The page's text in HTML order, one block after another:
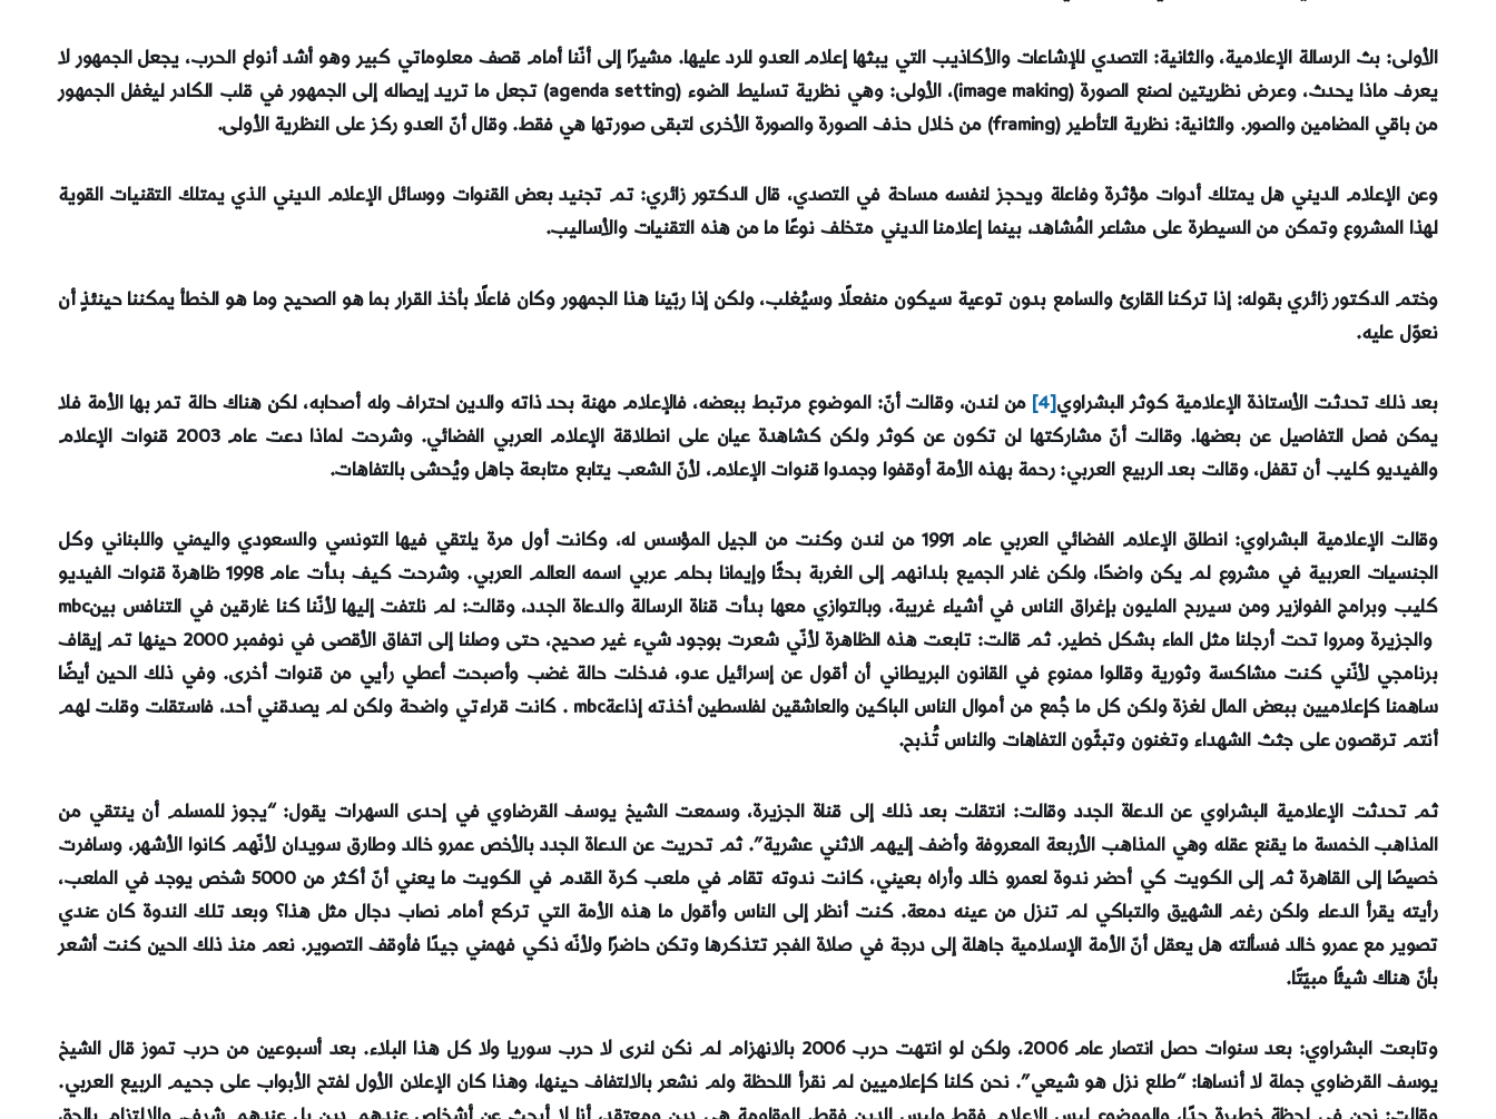
الأولى: بث الرسالة الإعلامية، والثانية: التصدي للإشاعات والأكاذيب التي يبثها إعلام العدو للرد عليها. مشيرًا إلى أنّنا أمام قصف معلوماتي كبير وهو أشد أنواع الحرب، يجعل الجمهور لا
يعرف ماذا يحدث، وعرض نظريتين لصنع الصورة (image making)، الأولى: وهي نظرية تسليط الضوء (agenda setting) تجعل ما تريد إيصاله إلى الجمهور في قلب الكادر ليغفل الجمهور
من باقي المضامين والصور. والثانية: نظرية التأطير (framing) من خلال حذف الصورة والصورة الأخرى لتبقى صورتها هي فقط. وقال أنّ العدو ركز على النظرية الأولى.
وعن الإعلام الديني هل يمتلك أدوات مؤثرة وفاعلة ويحجز لنفسه مساحة في التصدي، قال الدكتور زائري: تم تجنيد بعض القنوات ووسائل الإعلام الديني الذي يمتلك التقنيات القوية
لهذا المشروع وتمكن من السيطرة على مشاعر المُشاهد، بينما إعلامنا الديني متخلف نوعًا ما من هذه التقنيات والأساليب.
وختم الدكتور زائري بقوله: إذا تركنا القارئ والسامع بدون توعية سيكون منفعلًا وسيُغلب، ولكن إذا ربّينا هذا الجمهور وكان فاعلًا بأخذ القرار بما هو الصحيح وما هو الخطأ يمكننا حينئذٍ أن
نعوّل عليه.
بعد ذلك تحدثت الأستاذة الإعلامية كوثر البشراوي[4]
من لندن، وقالت أنّ: الموضوع مرتبط ببعضه، فالإعلام مهنة بحد ذاته والدين احتراف وله أصحابه، لكن هناك حالة تمر بها الأمة فلا
يمكن فصل التفاصيل عن بعضها. وقالت أنّ مشاركتها لن تكون عن كوثر ولكن كشاهدة عيان على انطلاقة الإعلام العربي الفضائي. وشرحت لماذا دعت عام 2003 قنوات الإعلام
والفيديو كليب أن تقفل، وقالت بعد الربيع العربي: رحمة بهذه الأمة أوقفوا وجمدوا قنوات الإعلام، لأنّ الشعب يتابع متابعة جاهل ويُحشى بالتفاهات.
وقالت الإعلامية البشراوي: انطلق الإعلام الفضائي العربي عام 1991 من لندن وكنت من الجيل المؤسس له، وكانت أول مرة يلتقي فيها التونسي والسعودي واليمني واللبناني وكل
الجنسيات العربية في مشروع لم يكن واضحًا، ولكن غادر الجميع بلدانهم إلى الغربة بحثًا وإيمانا بحلم عربي اسمه العالم العربي. وشرحت كيف بدأت عام 1998 ظاهرة قنوات الفيديو
كليب وبرامج الفوازير ومن سيربح المليون بإغراق الناس في أشياء غريبة، وبالتوازي معها بدأت قناة الرسالة والدعاة الجدد، وقالت: لم نلتفت إليها لأنّنا كنا غارقين في التنافس بينmbc
والجزيرة ومروا تحت أرجلنا مثل الماء بشكل خطير. ثم قالت: تابعت هذه الظاهرة لأنّي شعرت بوجود شيء غير صحيح، حتى وصلنا إلى اتفاق الأقصى في نوفمبر 2000 حينها تم إيقاف
برنامجي لأنّني كنت مشاكسة وثورية وقالوا ممنوع في القانون البريطاني أن أقول عن إسرائيل عدو، فدخلت حالة غضب وأصبحت أعطي رأيي من قنوات أخرى. وفي ذلك الحين أيضًا
ساهمنا كإعلاميين ببعض المال لغزة ولكن كل ما جُمع من أموال الناس الباكين والعاشقين لفلسطين أخذته إذاعةmbc . كانت قراءتي واضحة ولكن لم يصدقني أحد، فاستقلت وقلت لهم
أنتم ترقصون على جثث الشهداء وتغنون وتبثّون التفاهات والناس تُذبح.
ثم تحدثت الإعلامية البشراوي عن الدعاة الجدد وقالت: انتقلت بعد ذلك إلى قناة الجزيرة، وسمعت الشيخ يوسف القرضاوي في إحدى السهرات يقول: “يجوز للمسلم أن ينتقي من
المذاهب الخمسة ما يقنع عقله وهي المذاهب الأربعة المعروفة وأضف إليهم الاثني عشرية”. ثم تحريت عن الدعاة الجدد بالأخص عمرو خالد وطارق سويدان لأنّهم كانوا الأشهر، وسافرت
خصيصًا إلى القاهرة ثم إلى الكويت كي أحضر ندوة لعمرو خالد وأراه بعيني، كانت ندوته تقام في ملعب كرة القدم في الكويت ما يعني أنّ أكثر من 5000 شخص يوجد في الملعب،
رأيته يقرأ الدعاء ولكن رغم الشهيق والتباكي لم تنزل من عينه دمعة. كنت أنظر إلى الناس وأقول ما هذه الأمة التي تركع أمام نصاب دجال مثل هذا؟ وبعد تلك الندوة كان عندي
تصوير مع عمرو خالد فسألته هل يعقل أنّ الأمة الإسلامية جاهلة إلى درجة في صلاة الفجر تتذكرها وتكن حاضرًا ولأنّه ذكي فهمني جيدًا فأوقف التصوير. نعم منذ ذلك الحين كنت أشعر
بأنّ هناك شيئًا مبيّتًا.
وتابعت البشراوي: بعد سنوات حصل انتصار عام 2006، ولكن لو انتهت حرب 2006 بالانهزام لم نكن لنرى لا حرب سوريا ولا كل هذا البلاء. بعد أسبوعين من حرب تموز قال الشيخ
يوسف القرضاوي جملة لا أنساها: “طلع نزل هو شيعي”. نحن كلنا كإعلاميين لم نقرأ اللحظة ولم نشعر بالالتفاف حينها، وهذا كان الإعلان الأول لفتح الأبواب على جحيم الربيع العربي.